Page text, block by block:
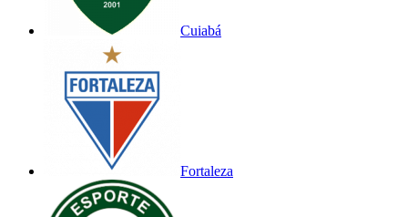
Cuiabá
Fortaleza